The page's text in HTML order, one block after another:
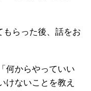
もらった後、話をお
「何からやっていい
けないことを教え